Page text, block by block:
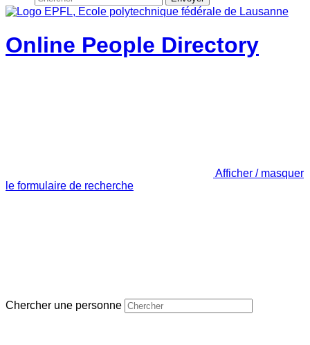
Online People Directory
Afficher / masquer
le formulaire de recherche
Chercher une personne